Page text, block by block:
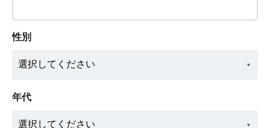
性別
年代